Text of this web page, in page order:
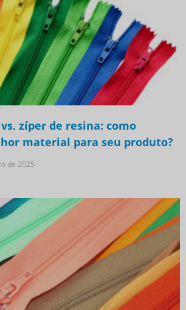
zíper de resina: como
material para seu produto?
de 2025